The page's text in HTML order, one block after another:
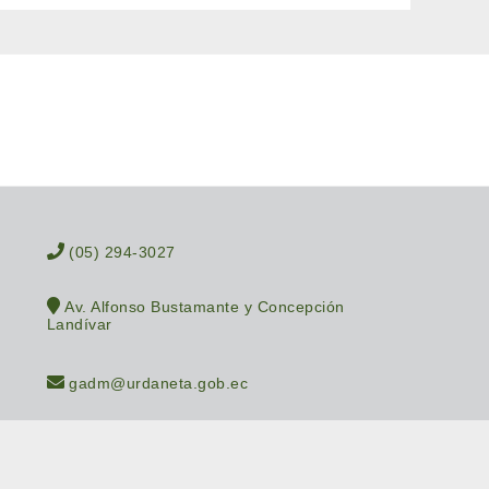
(05) 294-3027
Av. Alfonso Bustamante y Concepción
Landívar
gadm@urdaneta.gob.ec